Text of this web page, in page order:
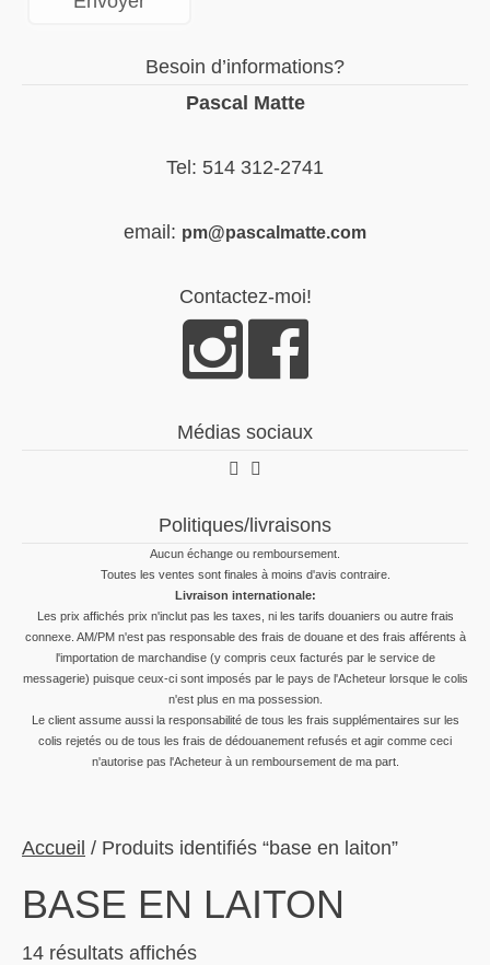
Besoin d’informations?
Pascal Matte
Tel: 514 312-2741
email: pm@pascalmatte.com
Contactez-moi!
Médias sociaux
Politiques/livraisons
Aucun échange ou remboursement.
Toutes les ventes sont finales à moins d'avis contraire.
Livraison internationale:
Les prix affichés prix n'inclut pas les taxes, ni les tarifs douaniers ou autre frais
connexe. AM/PM n'est pas responsable des frais de douane et des frais afférents à
l'importation de marchandise (y compris ceux facturés par le service de
messagerie) puisque ceux-ci sont imposés par le pays de l'Acheteur lorsque le colis
n'est plus en ma possession.
Le client assume aussi la responsabilité de tous les frais supplémentaires sur les
colis rejetés ou de tous les frais de dédouanement refusés et agir comme ceci
n'autorise pas l'Acheteur à un remboursement de ma part.
Accueil / Produits identifiés “base en laiton”
BASE EN LAITON
14 résultats affichésTrié